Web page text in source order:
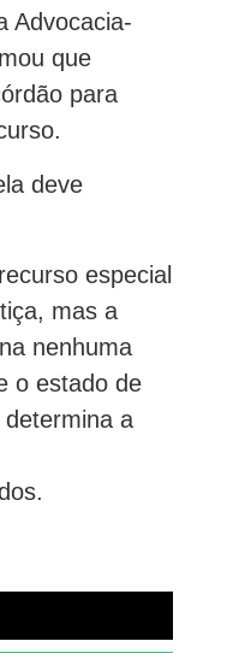
Advocacia-
que
para
deve
especial
mas a
nenhuma
o estado de
a